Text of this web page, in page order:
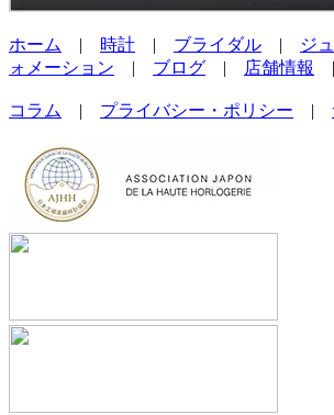
ホーム | 時計 | ブライダル | ジ
ォメーション | ブログ | 店舗情報
コラム | プライバシー・ポリシー |